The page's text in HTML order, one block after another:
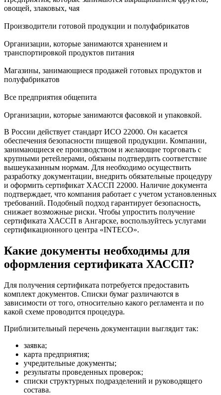
овощей, злаковых, чая
Производители готовой продукции и полуфабрикатов
Организации, которые занимаются хранением и
транспортировкой продуктов питания
Магазины, занимающиеся продажей готовых продуктов и
полуфабрикатов
Все предприятия общепита
Организации, которые занимаются фасовкой и упаковкой.
В России действует стандарт ИСО 22000. Он касается
обеспечения безопасности пищевой продукции. Компании,
занимающиеся ее производством и желающие торговать с
крупными ретейлерами, обязаны подтвердить соответствие
вышеуказанным нормам. Для необходимо осуществить
разработку документации, внедрить обязательные процедуру
и оформить сертификат ХАССП 22000. Наличие документа
подтверждает, что компания работает с учетом установленных
требований. Подобный подход гарантирует безопасность,
снижает возможные риски. Чтобы упростить получение
сертификата ХАССП в Ангарске, воспользуйтесь услугами
сертификационного центра «INTECO».
Какие документы необходимы для
оформления сертификата ХАССП?
Для получения сертификата потребуется предоставить
комплект документов. Списки бумаг различаются в
зависимости от того, относительно какого регламента и по
какой схеме проводится процедура.
Приблизительный перечень документации выглядит так:
заявка;
карта предприятия;
учредительные документы;
результаты проведенных проверок;
списки структурных подразделений и руководящего
состава.